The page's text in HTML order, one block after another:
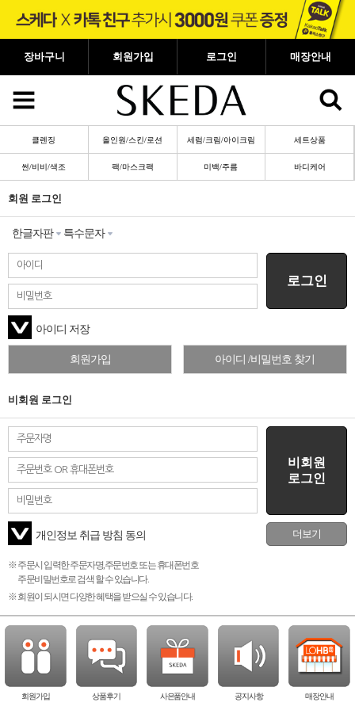
장바구니 회원가입 로그인 매장안내
클렌징 올인원/스킨/로션 세럼/크림/아이크림 세트상품
썬/비비/색조 팩/마스크팩 미백/주름 바디케어
회원 로그인
한글자판 특수문자
아이디 저장
로그인
회원가입 아이디 /비밀번호 찾기
비회원 로그인
개인정보 취급 방침 동의 더보기
※ 주문시 입력한 주문자명,주문번호 또는 휴대폰번호
주문비밀번호로 검색 할 수 있습니다.
※ 회원이 되시면 다양한 혜택을 받으실 수 있습니다.
비회원
로그인
회원가입 상품후기 사은품안내 공지사항 매장안내